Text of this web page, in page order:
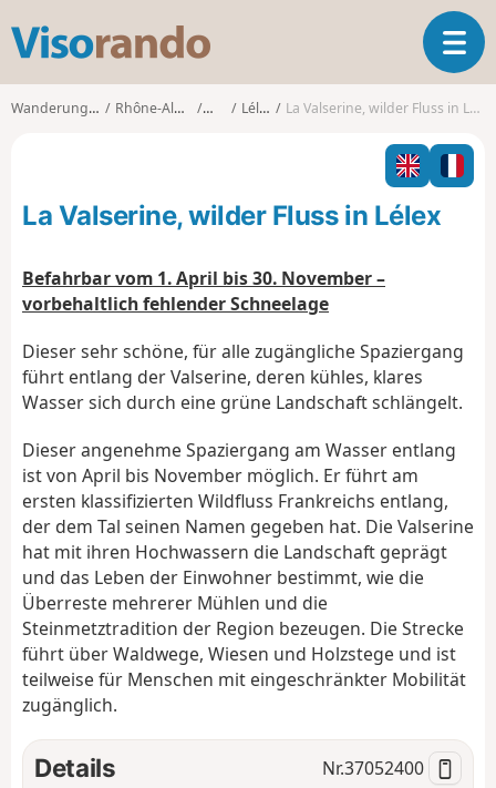
s
o
T
o
l
n
i
n
Wanderungen Rhône-Alpes Ain Lélex La Valserine, wilder Fluss in Lélex
La Valserine, wilder Fluss in Lélex
Befahrbar vom 1. April bis 30. November –
vorbehaltlich fehlender Schneelage
Dieser sehr schöne, für alle zugängliche Spaziergang
führt entlang der Valserine, deren kühles, klares
Wasser sich durch eine grüne Landschaft schlängelt.
Dieser angenehme Spaziergang am Wasser entlang
ist von April bis November möglich. Er führt am
ersten klassifizierten Wildfluss Frankreichs entlang,
der dem Tal seinen Namen gegeben hat. Die Valserine
hat mit ihren Hochwassern die Landschaft geprägt
und das Leben der Einwohner bestimmt, wie die
Überreste mehrerer Mühlen und die
Steinmetztradition der Region bezeugen. Die Strecke
führt über Waldwege, Wiesen und Holzstege und ist
teilweise für Menschen mit eingeschränkter Mobilität
zugänglich.
Details Nr.37052400